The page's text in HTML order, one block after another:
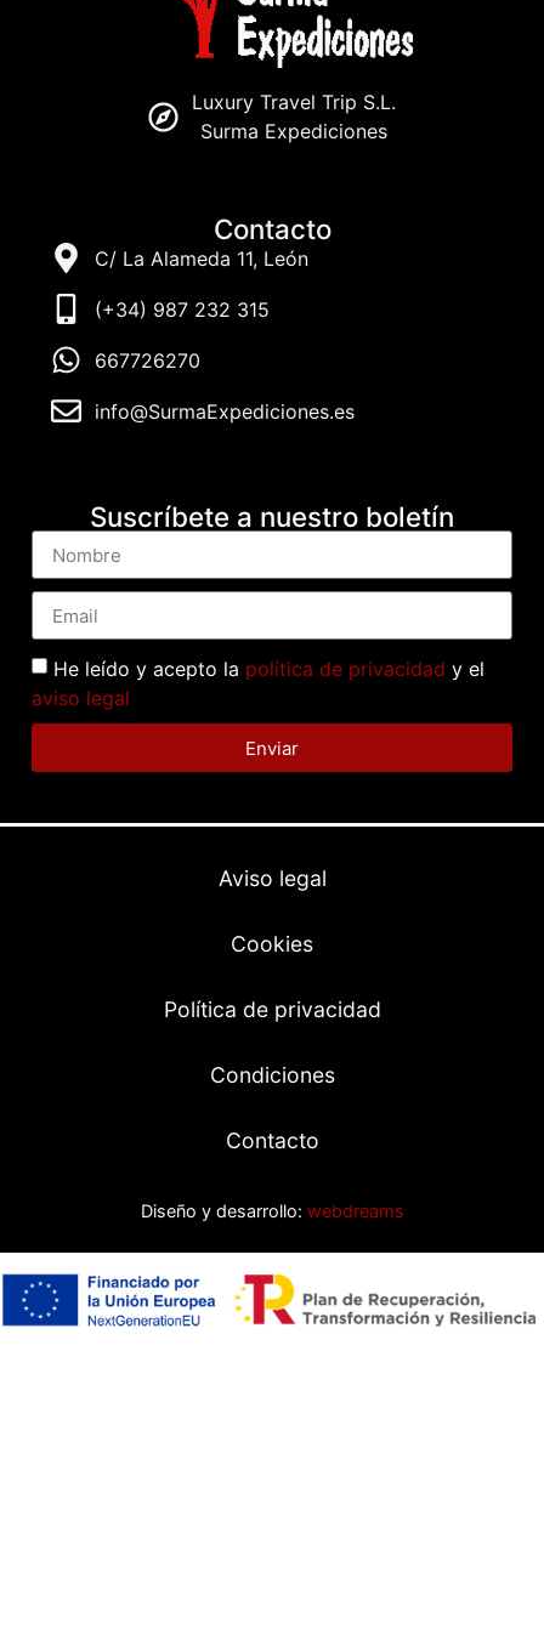
Luxury Travel Trip S.L.
Surma Expediciones
Contacto
C/ La Alameda 11, León
(+34) 987 232 315
667726270
info@SurmaExpediciones.es
Suscríbete a nuestro boletín
He leído y acepto la política de privacidad y el
aviso legal
Enviar
Aviso legal
Cookies
Política de privacidad
Condiciones
Contacto
Diseño y desarrollo: webdreams